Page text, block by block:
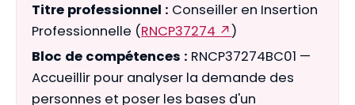
Titre professionnel : Conseiller en Insertion
Professionnelle (RNCP37274 ↗)
Bloc de compétences : RNCP37274BC01 —
Accueillir pour analyser la demande des
personnes et poser les bases d'un